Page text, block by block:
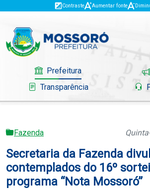
Contraste Aumentar fonte
Prefeitura
Transparência
Governo
Mossoró
Serviços
Fazenda
Secretaria da Fazenda
contemplados do 16º
programa “Nota Mossoró”